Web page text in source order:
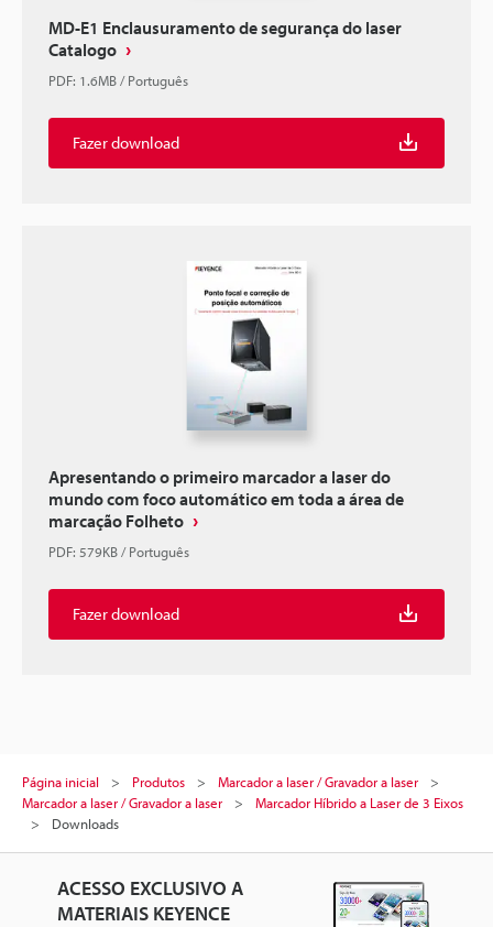
MD-E1 Enclausuramento de segurança do laser
Catalogo
PDF: 1.6MB/Português
Fazer download
Apresentando o primeiro marcador a laser do
mundo com foco automático em toda a área de
marcação Folheto
PDF: 579KB/Português
Fazer download
Página inicial Produtos
Marcador a laser / Gravador a laser
Marcador a laser / Gravador a laser
Marcador Híbrido a Laser de 3 Eixos
Downloads
ACESSO EXCLUSIVO A
MATERIAIS KEYENCE